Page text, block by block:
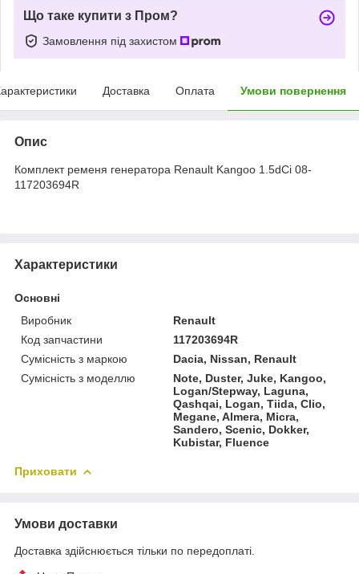
Що таке купити з Пром?
Замовлення під захистом
Доставка Оплата Умови повернення
Опис
Комплект ременя генератора Renault Kangoo 1.5dCi 08-
117203694R
Характеристики
Основні
Виробник
Renault
Код запчастини
117203694R
Сумісність з маркою
Dacia, Nissan, Renault
Сумісність з моделлю
Note, Duster, Juke, Kangoo,
Logan/Stepway, Laguna,
Qashqai, Logan, Tiida, Clio,
Megane, Almera, Micra,
Sandero, Scenic, Dokker,
Kubistar, Fluence
Приховати
Умови доставки
Доставка здійснюється тільки по передоплаті.